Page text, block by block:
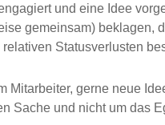
und eine Idee
gemeinsam) beklagen,
relativen Statusverlusten
Mitarbeiter, gerne neue
Sache und nicht um das